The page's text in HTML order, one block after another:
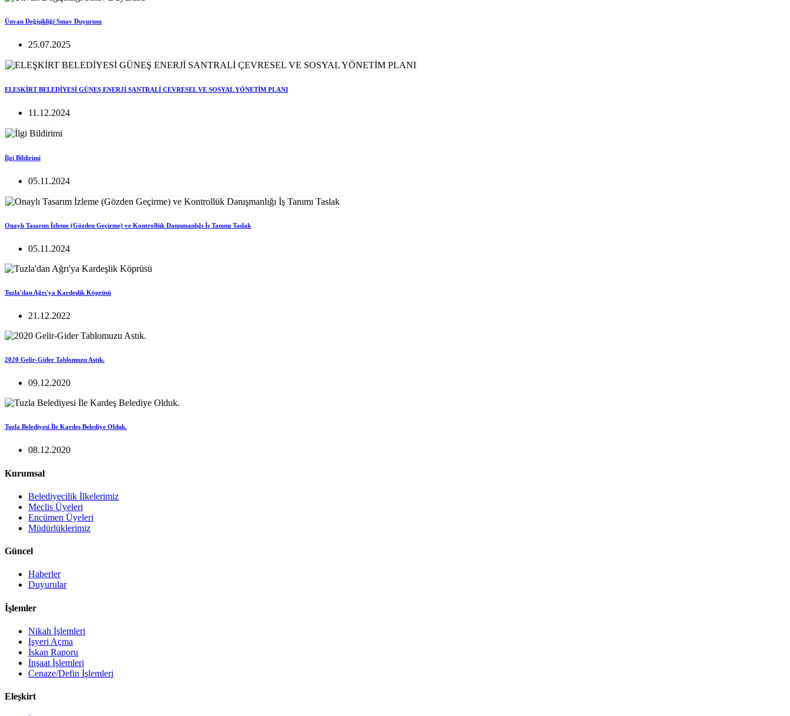
Ünvan Değişikliği Sınav Duyurusu
25.07.2025
ELEŞKİRT BELEDİYESİ GÜNEŞ ENERJİ SANTRALİ ÇEVRESEL VE SOSYAL YÖNETİM PLANI
11.12.2024
İlgi Bildirimi
05.11.2024
Onaylı Tasarım İzleme (Gözden Geçirme) ve Kontrollük Danışmanlığı İş Tanımı Taslak
05.11.2024
Tuzla'dan Ağrı'ya Kardeşlik Köprüsü
21.12.2022
2020 Gelir-Gider Tablomuzu Astık.
09.12.2020
Tuzla Belediyesi İle Kardeş Belediye Olduk.
08.12.2020
Kurumsal
Belediyecilik İlkelerimiz
Meclis Üyeleri
Encümen Üyeleri
Müdürlüklerimiz
Güncel
Haberler
Duyurular
İşlemler
Nikah İşlemleri
İşyeri Açma
İskan Raporu
İnşaat İşlemleri
Cenaze/Defin İşlemleri
Eleşkirt